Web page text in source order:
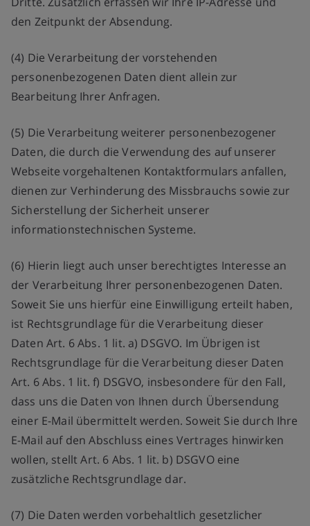
den Zeitpunkt der Absendung.
(4) Die Verarbeitung der vorstehenden
personenbezogenen Daten dient allein zur
Bearbeitung Ihrer Anfragen.
(5) Die Verarbeitung weiterer personenbezogener
Daten, die durch die Verwendung des auf unserer
Webseite vorgehaltenen Kontaktformulars anfallen,
dienen zur Verhinderung des Missbrauchs sowie zur
Sicherstellung der Sicherheit unserer
informationstechnischen Systeme.
(6) Hierin liegt auch unser berechtigtes Interesse an
der Verarbeitung Ihrer personenbezogenen Daten.
Soweit Sie uns hierfür eine Einwilligung erteilt haben,
ist Rechtsgrundlage für die Verarbeitung dieser
Daten Art. 6 Abs. 1 lit. a) DSGVO. Im Übrigen ist
Rechtsgrundlage für die Verarbeitung dieser Daten
Art. 6 Abs. 1 lit. f) DSGVO, insbesondere für den Fall,
dass uns die Daten von Ihnen durch Übersendung
einer E-Mail übermittelt werden. Soweit Sie durch Ihre
E-Mail auf den Abschluss eines Vertrages hinwirken
wollen, stellt Art. 6 Abs. 1 lit. b) DSGVO eine
zusätzliche Rechtsgrundlage dar.
(7) Die Daten werden vorbehaltlich gesetzlicher